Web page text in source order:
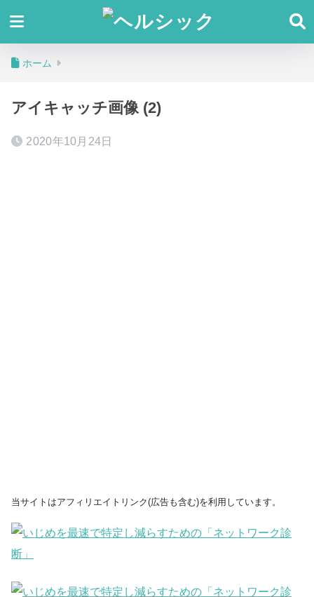
ホーム
アイキャッチ画像 (2)
2020年10月24日
当サイトはアフィリエイトリンク(広告も含む)を利用しています。